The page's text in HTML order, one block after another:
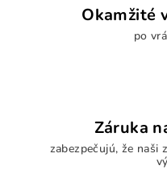
Okamžité
po
Záruka
zabezpečujú, že naši